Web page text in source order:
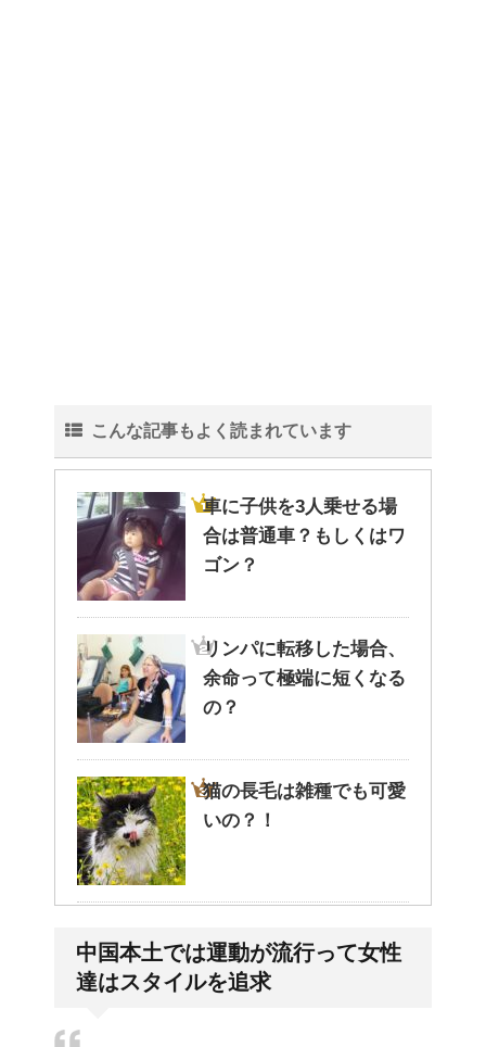
こんな記事もよく読まれています
車に子供を3人乗せる場
合は普通車？もしくはワ
ゴン？
リンパに転移した場合、
余命って極端に短くなる
の？
猫の長毛は雑種でも可愛
いの？！
気管支はどうなるの？
中国本土では運動が流行って女性
達はスタイルを追求